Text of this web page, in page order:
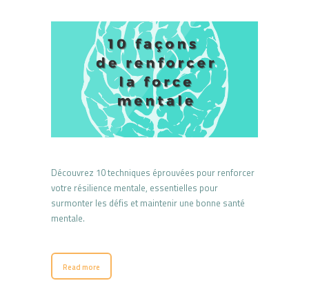
Découvrez 10 techniques éprouvées pour renforcer
votre résilience mentale, essentielles pour
surmonter les défis et maintenir une bonne santé
mentale.
Read more